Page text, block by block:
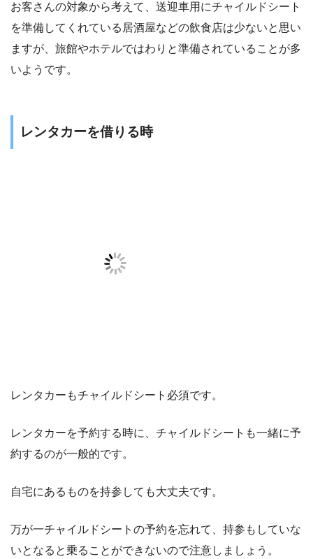
お客さんの対象から考えて、送迎車用にチャイルドシート
を準備してくれている居酒屋などの飲食店は少ないと思い
ますが、旅館やホテルではわりと準備されていることが多
いようです。
レンタカーを借りる時
レンタカーもチャイルドシート必須です。
レンタカーを予約する時に、チャイルドシートも一緒に予
約するのが一般的です。
自宅にあるものを持参しても大丈夫です。
万が一チャイルドシートの予約を忘れて、持参もしていな
いとなると乗ることができないので注意しましょう。